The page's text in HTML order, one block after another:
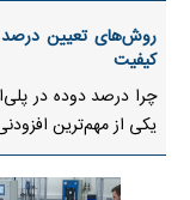
روش‌های تعیین درصد
کیفیت
یکی از مهم‌ترین